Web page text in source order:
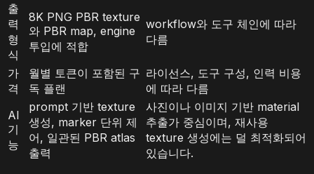
출
력
형
식
8K PNG PBR texture
와 PBR map, engine
투입에 적합
workflow와 도구 체인에 따라
다름
가
격
월별 토큰이 포함된 구
독 플랜
라이선스, 도구 구성, 인력 비용
에 따라 다름
AI
기
능
prompt 기반 texture
생성, marker 단위 제
어, 일관된 PBR atlas
출력
사진이나 이미지 기반 material
추출가 중심이며, 재사용
texture 생성에는 덜 최적화되어
있습니다.